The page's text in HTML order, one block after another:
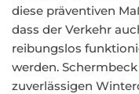
diese präventiven
dass der Verkehr
reibungslos
werden.
zuverlässigen